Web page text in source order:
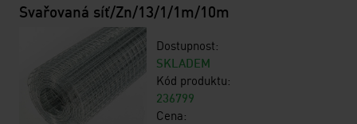
Svařovaná síť/Zn/13/1/1m/10m
Dostupnost:
SKLADEM
Kód produktu:
236799
Cena: